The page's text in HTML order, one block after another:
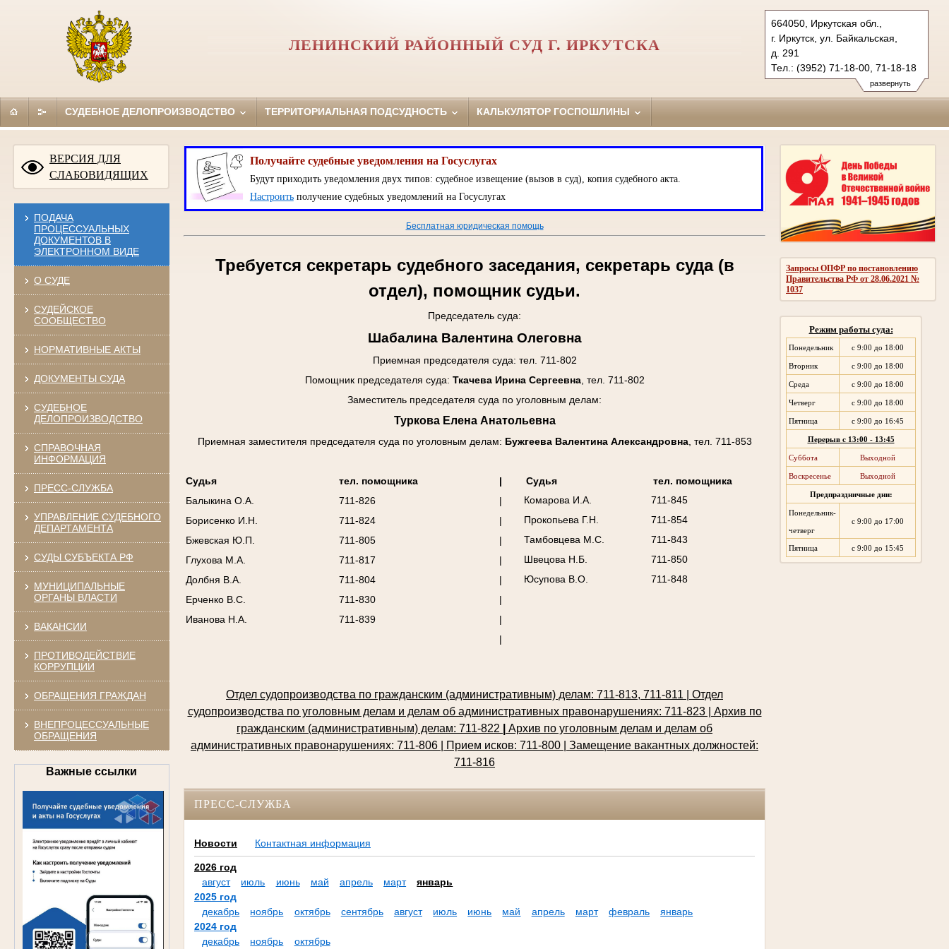
развернуть
664050, Иркутская обл.,
г. Иркутск, ул. Байкальская,
д. 291
Тел.: (3952) 71-18-00, 71-18-18
71-18-16
(3952) 71-18-10 (ф.)
ЛЕНИНСКИЙ РАЙОННЫЙ СУД Г. ИРКУТСКА
СУДЕБНОЕ ДЕЛОПРОИЗВОДСТВО ТЕРРИТОРИАЛЬНАЯ ПОДСУДНОСТЬ КАЛЬКУЛЯТОР ГОСПОШЛИНЫ
ВЕРСИЯ ДЛЯ
СЛАБОВИДЯЩИХ
ПОДАЧА
ПРОЦЕССУАЛЬНЫХ
ДОКУМЕНТОВ В
ЭЛЕКТРОННОМ ВИДЕ
О СУДЕ
СУДЕЙСКОЕ
СООБЩЕСТВО
НОРМАТИВНЫЕ АКТЫ
ДОКУМЕНТЫ СУДА
СУДЕБНОЕ
ДЕЛОПРОИЗВОДСТВО
СПРАВОЧНАЯ
ИНФОРМАЦИЯ
ПРЕСС-СЛУЖБА
УПРАВЛЕНИЕ СУДЕБНОГО
ДЕПАРТАМЕНТА
СУДЫ СУБЪЕКТА РФ
МУНИЦИПАЛЬНЫЕ
ОРГАНЫ ВЛАСТИ
ВАКАНСИИ
ПРОТИВОДЕЙСТВИЕ
КОРРУПЦИИ
ОБРАЩЕНИЯ ГРАЖДАН
ВНЕПРОЦЕССУАЛЬНЫЕ
ОБРАЩЕНИЯ
Важные ссылки
Запросы ОПФР по постановлению
Правительства РФ от 28.06.2021 №
1037
Режим работы суда:
Понедельник с 9:00 до 18:00
Вторник с 9:00 до 18:00
Среда с 9:00 до 18:00
Четверг с 9:00 до 18:00
Пятница с 9:00 до 16:45
Перерыв с 13:00 - 13:45
Суббота Выходной
Воскресенье Выходной
Предпраздничные дни:
Понедельник-
четверг
с 9:00 до 17:00
Пятница с 9:00 до 15:45
Получайте судебные уведомления на Госуслугах
Будут приходить уведомления двух типов: судебное извещение (вызов в суд), копия судебного акта.
Настроитьполучение судебных уведомлений на Госуслугах
Бесплатная юридическая помощь
Требуется секретарь судебного заседания, секретарь суда (в
отдел), помощник судьи.
Председатель суда:
Шабалина Валентина Олеговна
Приемная председателя суда: тел. 711-802
Помощник председателя суда: Ткачева Ирина Сергеевна, тел. 711-802
Заместитель председателя суда по уголовным делам:
Туркова Елена Анатольевна
Приемная заместителя председателя суда по уголовным делам: Бужгеева Валентина Александровна, тел. 711-853
Судья тел. помощника | Судья
тел. помощника
Балыкина О.А.
711-826 | Комарова И.А.
711-845
Борисенко И.Н.
711-824 | Прокопьева Г.Н.
711-854
Бжевская Ю.П.
711-805 | Тамбовцева М.С.
711-843
Глухова М.А.
711-817 | Швецова Н.Б.
711-850
Долбня В.А.
711-804 | Юсупова В.О.
711-848
Ерченко В.С.
711-830
|
Иванова Н.А.
711-839
|
|
Отдел судопроизводства по гражданским (административным) делам: 711-813, 711-811 | Отдел
судопроизводства по уголовным делам и делам об административных правонарушениях: 711-823 | Архив по
гражданским (административным) делам: 711-822
Архив по уголовным делам и делам об
административных правонарушениях: 711-806 | Прием исков: 711-800
| Замещение вакантных должностей:
711-816
ПРЕСС-СЛУЖБА
Новости Контактная информация
2026 год
август
июль июнь май апрель март
январь
2025 год
декабрь
ноябрь октябрь сентябрь август июль июнь май апрель март февраль
январь
2024 год
декабрь
ноябрь октябрь